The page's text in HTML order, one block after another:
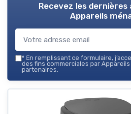
Recevez les
Appareils
* En remplissant ce formulaire,
des fins commerciales par
partenaires.